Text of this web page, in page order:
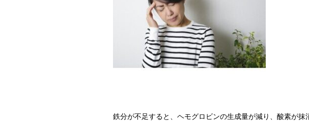
鉄分が不足すると、ヘモグロビンの生成量が減り、酸素が抹